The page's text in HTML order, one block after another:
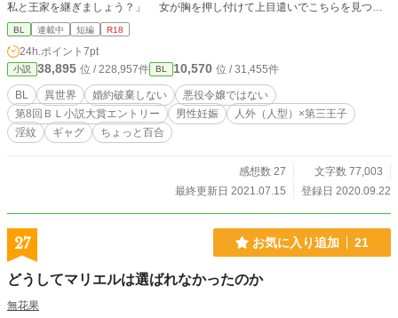
私と王家を継ぎましょう？」 女が胸を押し付けて上目遣いでこちらを見つめ
る。うっわぁ。わざとらしい。香水臭い！誰か助けて、と周りを見渡すと人！
人！人！会食か何かなのか、グラスを持ち、扇を持ったドレス姿の女や、タキシ
ード姿の男たちがﾋｿﾋｿと話し合っている。 ージュリアス様って第三王子だろ
う？ ーああ、それに第一王子が来月皇太子になるはずだが…。 ールミナス様、
婚約破棄されてしまうのかしら。あることないこと吹き込んで、男爵の位のくせ
にあんなに馴れ馴れしく…許せないわ…。 外野の言葉を察するに、これは断
罪イベとかいうやつか？しかも、このケバ女は王妃になりたくてオレに嘘を吹き
込んでたと…。そんな曲がったこと許されねぇな！ 「ルミナス、ルミナスすま
ってないんだ。アンジュとルミナスとオ…私で、別室で話をしないか？」 日
本人の頃の記憶ではなく、ジュリアスだった頃の記憶を呼び戻しながら、ルミナ
その人は、銀髪碧眼の男だった。 ……？なんで？ ーー ランキングに婚約破棄多
いから、短編で書いてみることにしました。楽しみです。 追記……皆様！見て
いただきありがとうございます！こんなはずじゃなかった！もっとちゃんとねっ
て書けばよかった！深夜の寝れない時間に書きたいところを書いて出して書いて
出してとしてるのでたっくさんボロがある…味のある作品になっています！ な
挟んでた皆様すみません！
BL 連載中 短編 R18
24h.ポイント 7pt
小説 38,895 位 / 228,957件 BL 10,570 位 / 31,455件
BL 異世界 婚約破棄しない
悪役令嬢ではない
第8回ＢＬ小説大賞エントリー
男性妊娠
人外（人型）×第三王子
淫紋
ギャグ ちょっと百合
感想数 27
文字数 77,003
最終更新日 2021.07.15
登録日 2020.09.22
27 お気に入り追加 21
どうしてマリエルは選ばれなかったのか
無花果